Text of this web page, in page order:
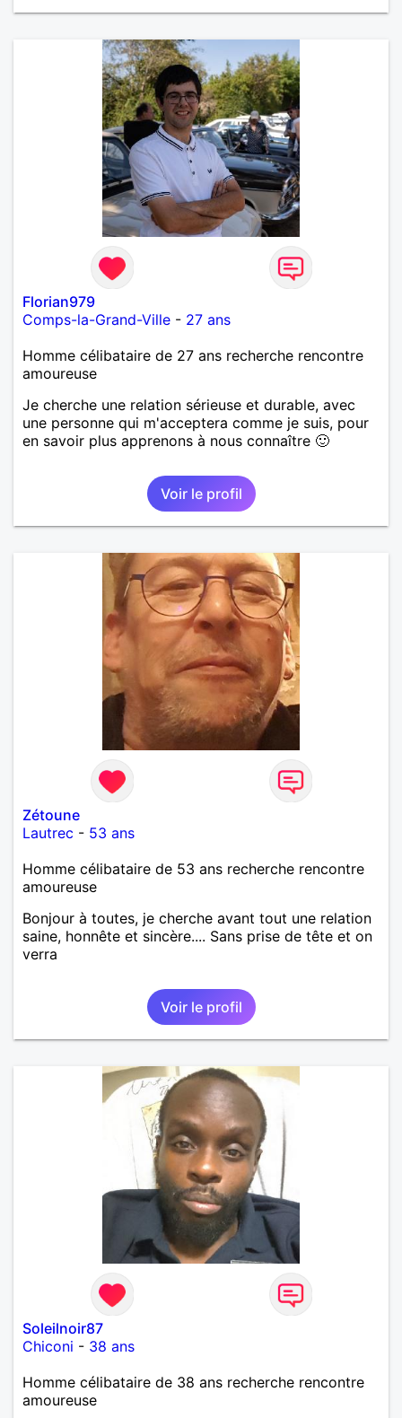
Florian979
Comps-la-Grand-Ville - 27 ans
Homme célibataire de 27 ans recherche rencontre
amoureuse
Je cherche une relation sérieuse et durable, avec
une personne qui m'acceptera comme je suis, pour
en savoir plus apprenons à nous connaître 🙂
Voir le profil
Zétoune
Lautrec - 53 ans
Homme célibataire de 53 ans recherche rencontre
amoureuse
Bonjour à toutes, je cherche avant tout une relation
saine, honnête et sincère.... Sans prise de tête et on
verra
Voir le profil
Soleilnoir87
Chiconi - 38 ans
Homme célibataire de 38 ans recherche rencontre
amoureuse